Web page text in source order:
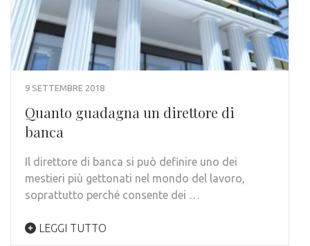
9 SETTEMBRE 2018
Quanto guadagna un direttore di
banca
Il direttore di banca si può definire uno dei
mestieri più gettonati nel mondo del lavoro,
soprattutto perché consente dei …
LEGGI TUTTO